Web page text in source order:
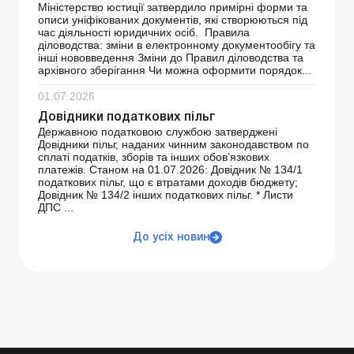
Міністерство юстиції затвердило примірні форми та
описи уніфікованих документів, які створюються під
час діяльності юридичних осіб. Правила
діловодства: зміни в електронному документообігу та
інші нововведення Зміни до Правил діловодства та
архівного зберігання Чи можна оформити порядок...
01.07.2026
Довідники податкових пільг
Державною податковою службою затверджені
Довідники пільг, наданих чинним законодавством по
сплаті податків, зборів та інших обов’язкових
платежів. Станом на 01.07.2026: Довідник № 134/1
податкових пільг, що є втратами доходів бюджету;
Довідник № 134/2 інших податкових пільг. * Листи
ДПС ...
До усіх новин